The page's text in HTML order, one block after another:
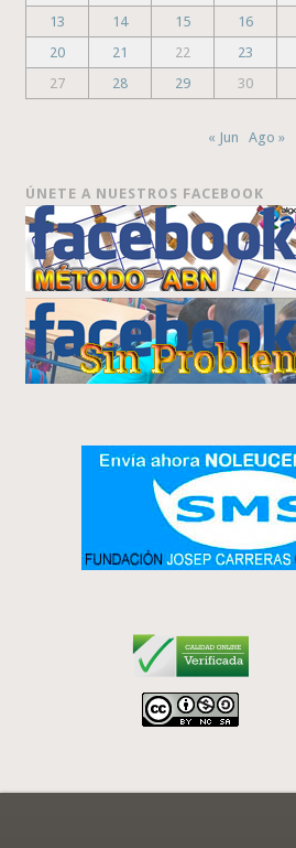
13
14 15 16
20
21 22 23
27
28 29 30
« Jun Ago »
ÚNETE A NUESTROS FACEBOOK